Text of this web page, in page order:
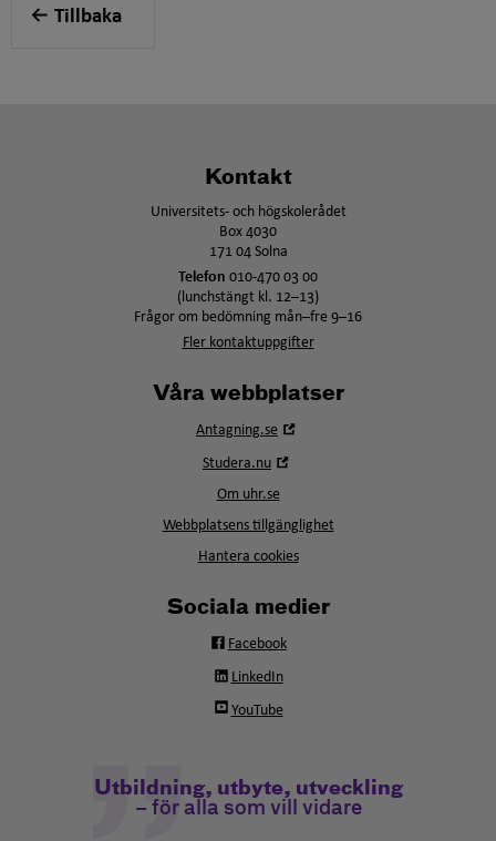
Tillbaka
Kontakt
Universitets- och högskolerådet
Box 4030
171 04 Solna
Telefon 010-470 03 00
(lunchstängt kl. 12–13)
Frågor om bedömning mån–fre 9–16
Fler kontaktuppgifter
Våra webbplatser
Antagning.se
Studera.nu
fönster
Om uhr.se
Webbplatsens tillgänglighet
Hantera cookies
Sociala medier
Facebook
LinkedIn
YouTube
Utbildning, utbyte, utveckling
– för alla som vill vidare